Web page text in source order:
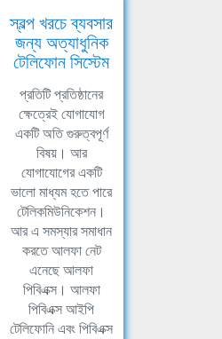
স্বল্প খরচে ব্যবসার
জন্য অত্যাধুনিক
টেলিফোন সিস্টেম
প্রতিটি প্রতিষ্ঠানের
ক্ষেত্রেই যোগাযোগ
একটি অতি গুরুত্বপূর্ণ
বিষয়। আর
যোগাযোগের একটি
ভালো মাধ্যম হতে পারে
টেলিকমিউনিকেশন।
আর এ সমস্যার সমাধান
করতে আলফা নেট
এনেছে আলফা
পিবিএক্স। আলফা
পিবিএক্স আইপি
টেলিফোনি এবং পিবিএক্স